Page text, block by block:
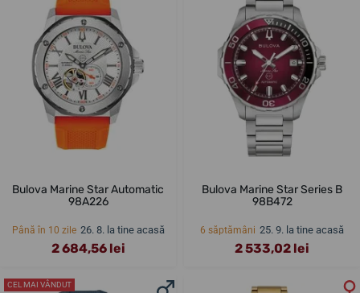
Bulova Marine Star Automatic
98A226
Până în 10 zile 26. 8. la tine acasă
2 684,56 lei
Bulova Marine Star Series B
98B472
6 săptămâni 25. 9. la tine acasă
2 533,02 lei
CEL MAI VÂNDUT